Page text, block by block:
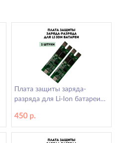
Плата защиты заряда-
разряда для Li-Ion батареи
450 р.